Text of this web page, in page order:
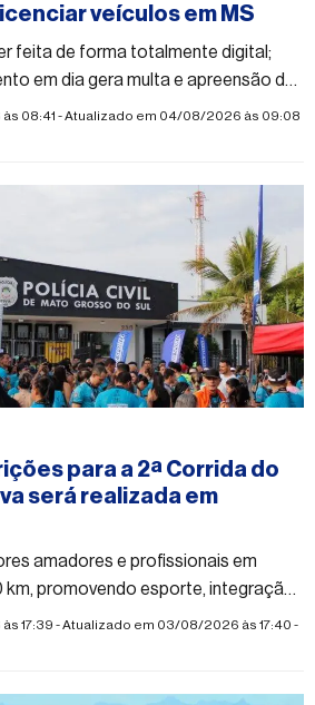
veículos em MS
feita de forma totalmente digital;
em dia gera multa e apreensão do
08:41 - Atualizado em 04/08/2026 às 09:08
para a 2ª Corrida do
será realizada em
amadores e profissionais em
km, promovendo esporte, integração
17:39 - Atualizado em 03/08/2026 às 17:40 -